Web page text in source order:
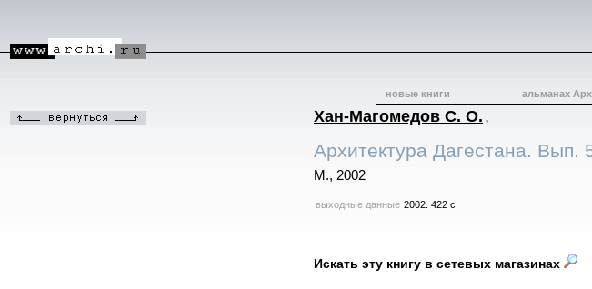
новые книги альманах
Хан-Магомедов С. О. ,
Архитектура Дагестана. Вып.
М., 2002
выходные данные 2002. 422 с.
Искать эту книгу в сетевых магазинах